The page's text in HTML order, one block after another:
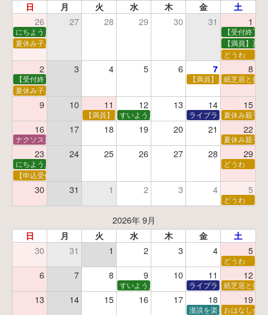
日 月 火 水 木 金 土
26 27 28 29 30 31 1
にちようえほん
【受付終了
夏休み子ども映画会
【満員】夏
どうわ
2 3 4 5 6 7 8
【受付終了】親子で挑戦！調べ学習ワークショップ 【満員】夏休み科学あ
紙芝居と折
夏休み子ども平和映画会
9 10 11 12 13 14 15
【満員】夏休みおはなし工作会
すいようえほん ライブラリーシアター
夏休み親子
16 17 18 19 20 21 22
ナクソス音楽会 第5回 NHK交響楽団創立100年 夏休み親子
23 24 25 26 27 28 29
にちようえほん
どうわ
【申込受付中】ゆうべのこわ～いおはなし会
30 31 1 2 3 4 5
どうわ
2026年 9月
日 月 火 水 木 金 土
30 31 1 2 3 4 5
どうわ
6 7 8 9 10 11 12
すいようえほん ライブラリーシアター
紙芝居と折
13 14 15 16 17 18 19
漫談を楽しむ会 ～漫談
おはなし会